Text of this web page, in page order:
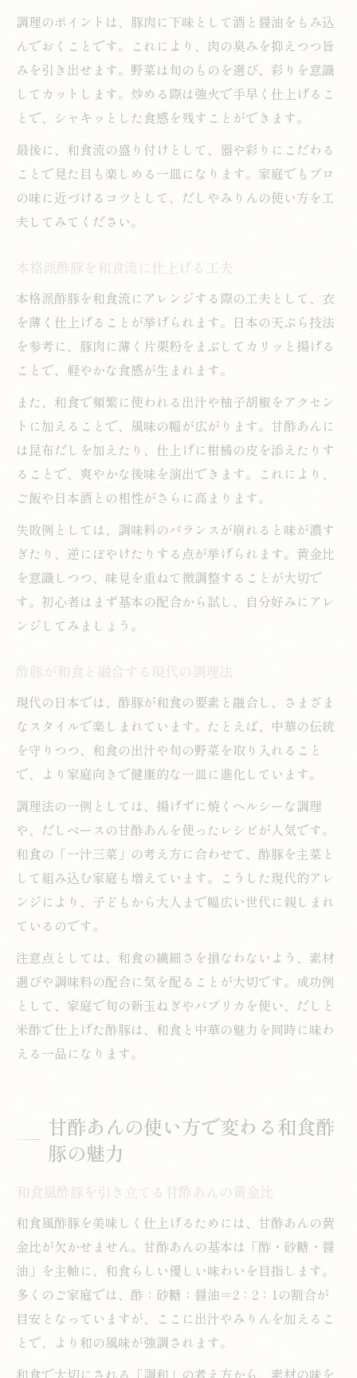
調理のポイントは、豚肉に下味として酒と醤油をもみ込
んでおくことです。これにより、肉の臭みを抑えつつ旨
みを引き出せます。野菜は旬のものを選び、彩りを意識
してカットします。炒める際は強火で手早く仕上げるこ
とで、シャキッとした食感を残すことができます。
最後に、和食流の盛り付けとして、器や彩りにこだわる
ことで見た目も楽しめる一皿になります。家庭でもプロ
の味に近づけるコツとして、だしやみりんの使い方を工
夫してみてください。
本格派酢豚を和食流に仕上げる工夫
本格派酢豚を和食流にアレンジする際の工夫として、衣
を薄く仕上げることが挙げられます。日本の天ぷら技法
を参考に、豚肉に薄く片栗粉をまぶしてカリッと揚げる
ことで、軽やかな食感が生まれます。
また、和食で頻繁に使われる出汁や柚子胡椒をアクセン
トに加えることで、風味の幅が広がります。甘酢あんに
は昆布だしを加えたり、仕上げに柑橘の皮を添えたりす
ることで、爽やかな後味を演出できます。これにより、
ご飯や日本酒との相性がさらに高まります。
失敗例としては、調味料のバランスが崩れると味が濃す
ぎたり、逆にぼやけたりする点が挙げられます。黄金比
を意識しつつ、味見を重ねて微調整することが大切で
す。初心者はまず基本の配合から試し、自分好みにアレ
ンジしてみましょう。
酢豚が和食と融合する現代の調理法
現代の日本では、酢豚が和食の要素と融合し、さまざま
なスタイルで楽しまれています。たとえば、中華の伝統
を守りつつ、和食の出汁や旬の野菜を取り入れること
で、より家庭向きで健康的な一皿に進化しています。
調理法の一例としては、揚げずに焼くヘルシーな調理
や、だしベースの甘酢あんを使ったレシピが人気です。
和食の「一汁三菜」の考え方に合わせて、酢豚を主菜と
して組み込む家庭も増えています。こうした現代的アレ
ンジにより、子どもから大人まで幅広い世代に親しまれ
ているのです。
注意点としては、和食の繊細さを損なわないよう、素材
選びや調味料の配合に気を配ることが大切です。成功例
として、家庭で旬の新玉ねぎやパプリカを使い、だしと
米酢で仕上げた酢豚は、和食と中華の魅力を同時に味わ
える一品になります。
甘酢あんの使い方で変わる和食酢
豚の魅力
和食風酢豚を引き立てる甘酢あんの黄金比
和食風酢豚を美味しく仕上げるためには、甘酢あんの黄
金比が欠かせません。甘酢あんの基本は「酢・砂糖・醤
油」を主軸に、和食らしい優しい味わいを目指します。
多くのご家庭では、酢：砂糖：醤油＝2：2：1の割合が
目安となっていますが、ここに出汁やみりんを加えるこ
とで、より和の風味が強調されます。
和食で大切にされる「調和」の考え方から、素材の味を